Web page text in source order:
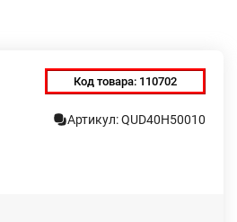
Код товара: 110702
Артикул: QUD40H50010